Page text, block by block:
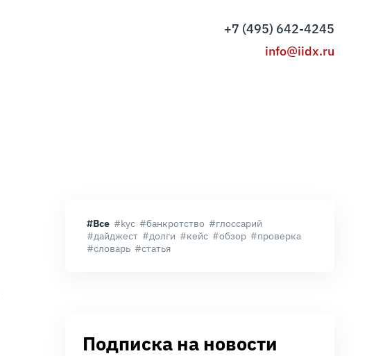
+7 (495) 642-4245
info@iidx.ru
#Все #kyc #банкротство #глоссарий
#дайджест #долги #кейс #обзор #проверка
#словарь #статья
Подписка на новости